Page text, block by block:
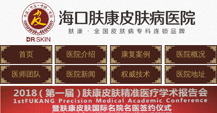
首页 医院介绍 康复案例 医院概况
医师团队 医院新闻 权威技术 医院地址